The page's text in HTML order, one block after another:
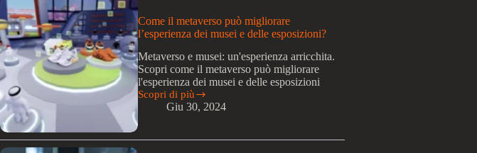
per
la
vendita
di
beni
virtuali,
collezionabili
o
Come il metaverso può migliorare
l’esperienza dei musei e delle esposizioni?
Metaverso e musei: un'esperienza arricchita.
Scopri come il metaverso può migliorare
l'esperienza dei musei e delle esposizioni
Scopri di più
Come
il
metaverso
Giu 30, 2024